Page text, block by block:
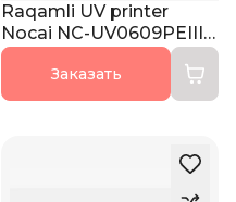
Raqamli UV printer
Nocai NC-UV0609PEIII-
II
Заказать